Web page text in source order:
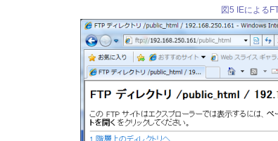
図5 IEによる